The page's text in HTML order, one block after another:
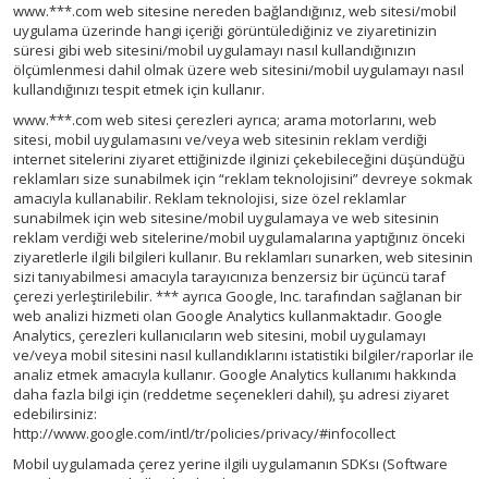
www.***.com web sitesine nereden bağlandığınız, web sitesi/mobil
uygulama üzerinde hangi içeriği görüntülediğiniz ve ziyaretinizin
süresi gibi web sitesini/mobil uygulamayı nasıl kullandığınızın
ölçümlenmesi dahil olmak üzere web sitesini/mobil uygulamayı nasıl
kullandığınızı tespit etmek için kullanır.
www.***.com web sitesi çerezleri ayrıca; arama motorlarını, web
sitesi, mobil uygulamasını ve/veya web sitesinin reklam verdiği
internet sitelerini ziyaret ettiğinizde ilginizi çekebileceğini düşündüğü
reklamları size sunabilmek için “reklam teknolojisini” devreye sokmak
amacıyla kullanabilir. Reklam teknolojisi, size özel reklamlar
sunabilmek için web sitesine/mobil uygulamaya ve web sitesinin
reklam verdiği web sitelerine/mobil uygulamalarına yaptığınız önceki
ziyaretlerle ilgili bilgileri kullanır. Bu reklamları sunarken, web sitesinin
sizi tanıyabilmesi amacıyla tarayıcınıza benzersiz bir üçüncü taraf
çerezi yerleştirilebilir. *** ayrıca Google, Inc. tarafından sağlanan bir
web analizi hizmeti olan Google Analytics kullanmaktadır. Google
Analytics, çerezleri kullanıcıların web sitesini, mobil uygulamayı
ve/veya mobil sitesini nasıl kullandıklarını istatistiki bilgiler/raporlar ile
analiz etmek amacıyla kullanır. Google Analytics kullanımı hakkında
daha fazla bilgi için (reddetme seçenekleri dahil), şu adresi ziyaret
edebilirsiniz:
http://www.google.com/intl/tr/policies/privacy/#infocollect
Mobil uygulamada çerez yerine ilgili uygulamanın SDKsı (Software